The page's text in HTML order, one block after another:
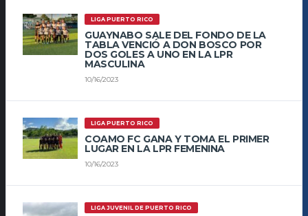
LIGA PUERTO RICO
GUAYNABO SALE DEL FONDO DE LA
TABLA VENCIÓ A DON BOSCO POR
DOS GOLES A UNO EN LA LPR
MASCULINA
10/16/2023
LIGA PUERTO RICO
COAMO FC GANA Y TOMA EL PRIMER
LUGAR EN LA LPR FEMENINA
10/16/2023
LIGA JUVENIL DE PUERTO RICO